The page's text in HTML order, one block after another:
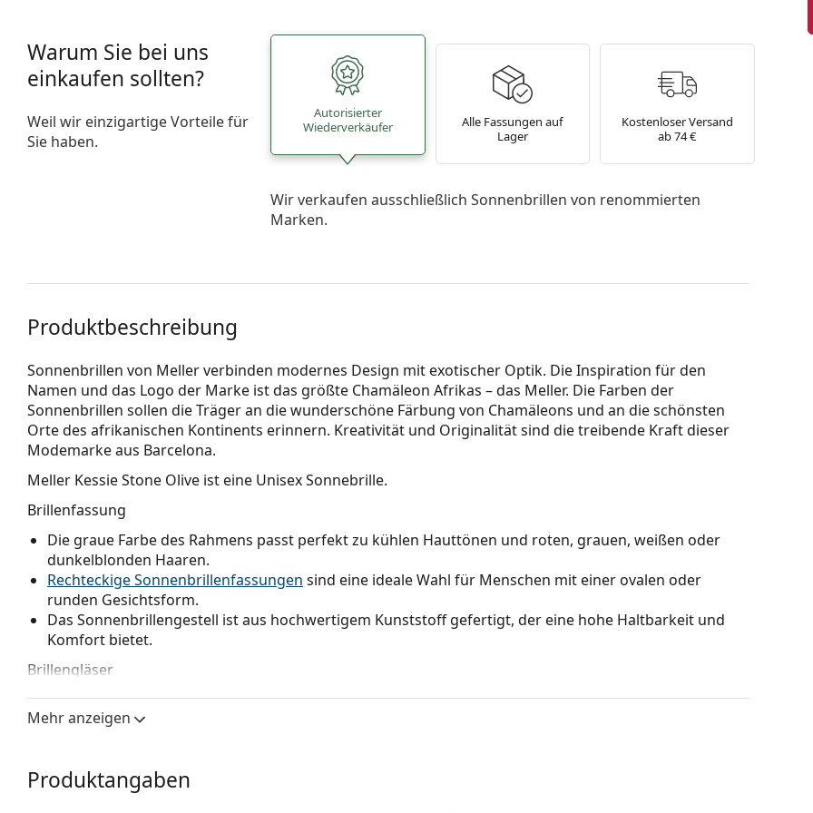
Warum Sie bei uns
einkaufen sollten?
Weil wir einzigartige Vorteile für
Sie haben.
Autorisierter
Wiederverkäufer
Alle Fassungen auf
Lager
Kostenloser Versand
ab 74 €
Wir verkaufen ausschließlich Sonnenbrillen von renommierten
Marken.
Produktbeschreibung
Sonnenbrillen von Meller verbinden modernes Design mit exotischer Optik. Die Inspiration für den
Namen und das Logo der Marke ist das größte Chamäleon Afrikas – das Meller. Die Farben der
Sonnenbrillen sollen die Träger an die wunderschöne Färbung von Chamäleons und an die schönsten
Orte des afrikanischen Kontinents erinnern. Kreativität und Originalität sind die treibende Kraft dieser
Modemarke aus Barcelona.
Meller Kessie Stone Olive ist eine Unisex Sonnebrille.
Brillenfassung
Die graue Farbe des Rahmens passt perfekt zu kühlen Hauttönen und roten, grauen, weißen oder
dunkelblonden Haaren.
Rechteckige Sonnenbrillenfassungen sind eine ideale Wahl für Menschen mit einer ovalen oder
runden Gesichtsform.
Das Sonnenbrillengestell ist aus hochwertigem Kunststoff gefertigt, der eine hohe Haltbarkeit und
Komfort bietet.
Brillengläser
Die grünen Gläser reduzieren die Intensität des Lichts, ohne den Kontrast zu beeinträchtigen oder die
Farben zu verfälschen.
Dank der einzigartigen Technologie
beseitigt unerwünschte Reflektionen und schützt die Augen vor ultravioletter Strahlung. Sie
Mehr anzeigen
Produktangaben